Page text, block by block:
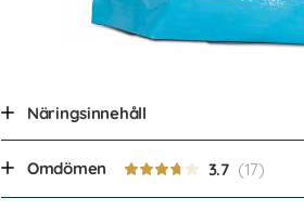
Näringsinnehåll
Omdömen 3.7